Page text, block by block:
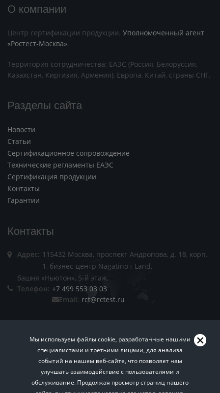
Мы используем файлы cookie, разработанные нашими
специалистами и третьими лицами, для анализа
событий на нашем веб-сайте, что позволяет нам
улучшать взаимодействие с пользователями и
обслуживание. Продолжая просмотр страниц нашего
О компании
Центр сертификации продукции. Уполномоченный агент
«Ростест-Москва».
Территория сотрудничества: ЕАЭС (Россия, Белоруссия,
Казахстан, Киргизия, Армения), Европа, Китай, страны СНГ.
Разделы сайта
Новости
Статьи
Сертификационное сопровождение
Технические регламенты ЕАЭС
Сертификация продукции
Контакты
Гарантии
Контакты
Адрес: 115432 Москва, проспект Андропова, д. 18, корп.
1, бизнес-центр Nagatino i-Land,
башня «Ньютон», 5-й этаж.
Телефон: +7 499 553 03 03
Email: rct@rctest.ru
Пользовательское соглашение. Политика
конфиденциальности. Правила копирования